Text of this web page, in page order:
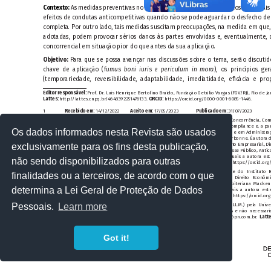
Os dados informados nesta Revista são usados
exclusivamente para os fins desta publicação,
não sendo disponibilizados para outras
finalidades ou a terceiros, de acordo com o que
determina a Lei Geral de Proteção de Dados
Pessoais.
Learn more
Got it!